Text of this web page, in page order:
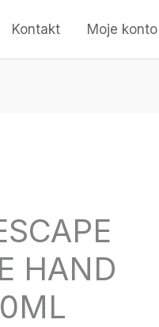
Kontakt Moje konto
HAND